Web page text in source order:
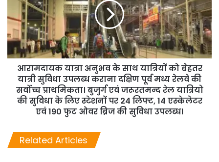
आरामदायक यात्रा अनुभव के साथ यात्रियों को बेहतर
यात्री सुविधा उपलब्ध कराना दक्षिण पूर्व मध्य रेलवे की
सर्वोच्च प्राथमिकता। बुजुर्ग एवं जरूरतमन्द रेल यात्रियो
की सुविधा के लिए स्टेशनों पर 24 लिफ्ट, 14 एस्केलेटर
एवं 190 फुट ओवर ब्रिज की सुविधा उपलब्ध।
Related Articles